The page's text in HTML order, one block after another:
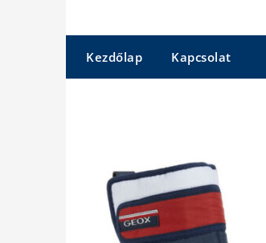
Kezdőlap Kapcsolat